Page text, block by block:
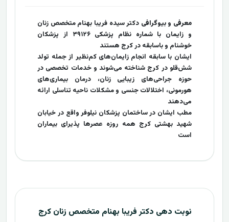
معرفی و بیوگرافی دکتر سیده فریبا بهنام متخصص زنان
و زایمان با شماره نظام پزشکی ۳۹۱۲۶ از پزشکان
خوشنام و باسابقه در کرج هستند
ایشان با سابقه انجام زایمان‌های کم‌نظیر از جمله تولد
شش‌قلو در کرج شناخته می‌شوند و خدمات تخصصی در
حوزه جراحی‌های زیبایی زنان، درمان بیماری‌های
هورمونی، اختلالات جنسی و مشکلات ناحیه تناسلی ارائه
می‌دهند
مطب ایشان در ساختمان پزشکان نیلوفر واقع در خیابان
شهید بهشتی کرج همه روزه عصرها پذیرای بیماران
است
نوبت دهی دکتر فریبا بهنام متخصص زنان کرج